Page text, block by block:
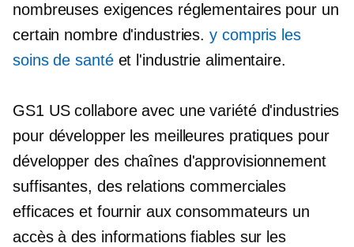
nombreuses exigences réglementaires pour un
certain nombre d'industries.y compris les
soins de santéet l'industrie alimentaire.
GS1 US collabore avec une variété d'industries
pour développer les meilleures pratiques pour
développer des chaînes d'approvisionnement
suffisantes, des relations commerciales
efficaces et fournir aux consommateurs un
accès à des informations fiables sur les